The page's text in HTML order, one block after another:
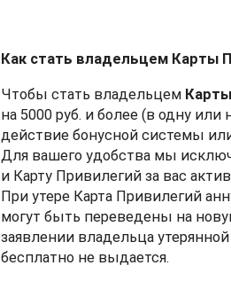
Как стать владельцем Карты
Чтобы стать владельцем
на 5000 руб. и более (в одну
действие бонусной системы
Для вашего удобства мы
и Карту Привилегий за вас
При утере Карта Привилегий
могут быть переведены на
заявлении владельца
бесплатно не выдается.